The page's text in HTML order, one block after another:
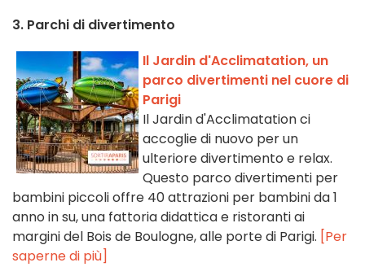
3. Parchi di divertimento
Il Jardin d'Acclimatation, un
parco divertimenti nel cuore di
Parigi
Il Jardin d'Acclimatation ci
accoglie di nuovo per un
ulteriore divertimento e relax.
Questo parco divertimenti per
bambini piccoli offre 40 attrazioni per bambini da 1
anno in su, una fattoria didattica e ristoranti ai
margini del Bois de Boulogne, alle porte di Parigi. [Per
saperne di più]